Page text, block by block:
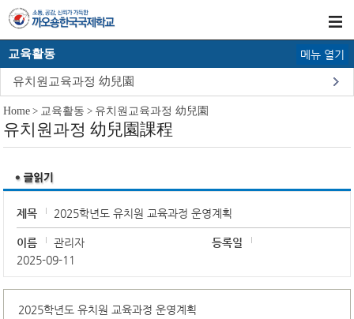
교육활동
유치원교육과정 幼兒園
메뉴 열기
Home > 교육활동 > 유치원교육과정 幼兒園
유치원과정 幼兒園課程
제목 2025학년도 유치원 교육과정 운영계획
이름 관리자
등록일
2025-09-11
2025학년도 유치원 교육과정 운영계획